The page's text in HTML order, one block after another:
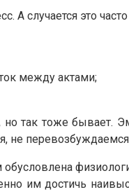
А случается это
между актами;
но так тоже
не
им достичь